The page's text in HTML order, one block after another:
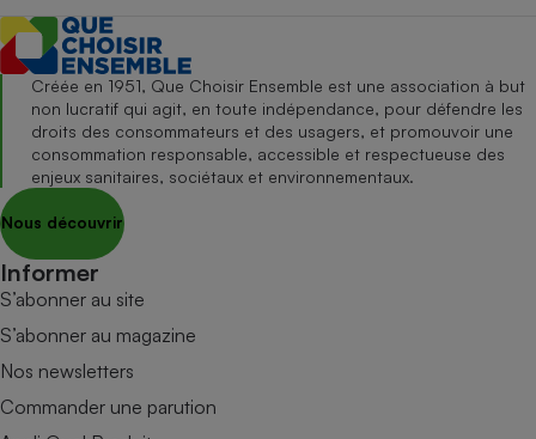
Créée en 1951, Que Choisir Ensemble est une association à but
non lucratif qui agit, en toute indépendance, pour défendre les
droits des consommateurs et des usagers, et promouvoir une
consommation responsable, accessible et respectueuse des
enjeux sanitaires, sociétaux et environnementaux.
Nous découvrir
Informer
S’abonner au site
S’abonner au magazine
Nos newsletters
Commander une parution